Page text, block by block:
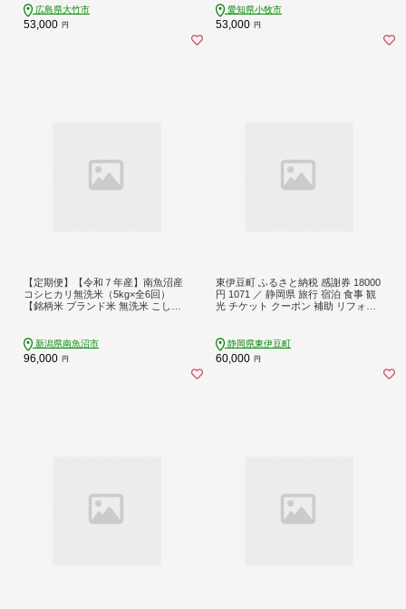
り感 風に強い 強弾道 高耐久性 ふる
さと まとめ買い 大量 golf [2344]
広島県大竹市
53,000 円
愛知県小牧市
53,000 円
【定期便】【令和７年産】南魚沼産
コシヒカリ無洗米（5kg×全6回）
【銘柄米 ブランド米 無洗米 こしひ
評価 高品質 高級 国産米 産直 ご飯 御
飯 ごはん 厳選】
新潟県南魚沼市
96,000 円
東伊豆町 ふるさと納税 感謝券 18000
円 1071 ／ 静岡県 旅行 宿泊 食事 観
光 チケット クーポン 補助 リフォー
静岡県東伊豆町
60,000 円